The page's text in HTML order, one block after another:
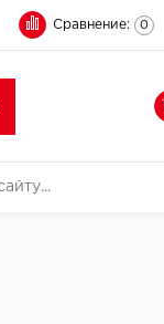
Сравнение: 0